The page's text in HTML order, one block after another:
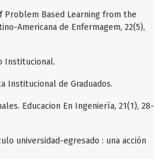
Problem Based Learning from the
Americana de Enfermagem, 22(5),
Institucional.
Institucional de Graduados.
Educacion En Ingeniería, 21(1), 28-
universidad-egresado : una acción